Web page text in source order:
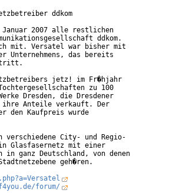
ddkom
Januar 2007 alle restlichen
ddkom.
mit. Versatel war bisher mit
Unternehmens, das bereits
jetz! im Fr�hjahr
zu 100
Dresden, die Dresdener
ihre Anteile verkauft. Der
den Kaufpreis wurde
verschiedene City- und Regio-
Glasfasernetz mit einer
in ganz Deutschland, von denen
geh�ren.
forum/